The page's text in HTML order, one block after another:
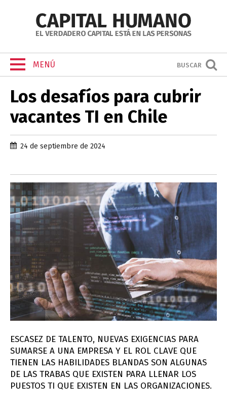
MENÚ BUSCAR
Los desafíos para cubrir
vacantes TI en Chile
24 de septiembre de 2024
ESCASEZ DE TALENTO, NUEVAS EXIGENCIAS PARA
SUMARSE A UNA EMPRESA Y EL ROL CLAVE QUE
TIENEN LAS HABILIDADES BLANDAS SON ALGUNAS
DE LAS TRABAS QUE EXISTEN PARA LLENAR LOS
PUESTOS TI QUE EXISTEN EN LAS ORGANIZACIONES.